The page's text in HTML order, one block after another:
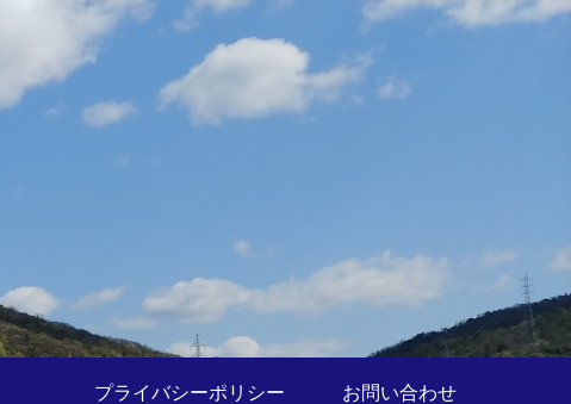
プライバシーポリシー お問い合わせ